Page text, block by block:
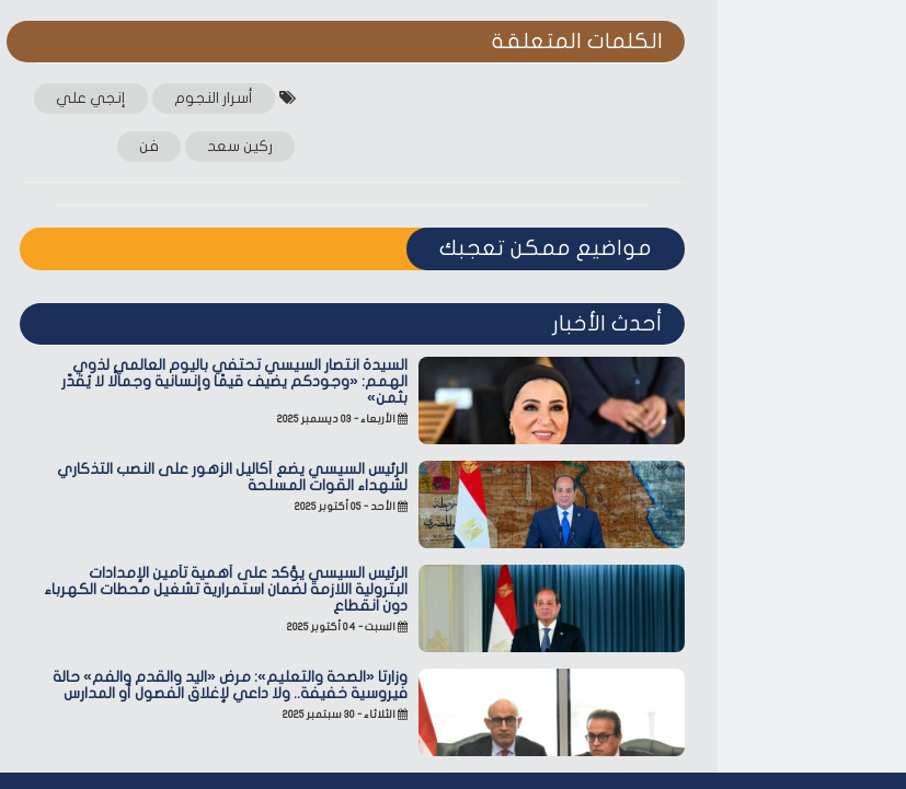
الكلمات المتعلقة‎
أسرار النجوم إنجي علي
ركين سعد فن
مواضيع ممكن تعجبك
أحدث الأخبار
السيدة انتصار السيسي تحتفي باليوم العالمي لذوي
الهمم: «وجودكم يضيف قيمًا وإنسانية وجمالًا لا يُقدّر
بثمن»
الأربعاء - ٠٣ ديسمبر ٢٠٢٥
الرئيس السيسي يضع أكاليل الزهور على النصب التذكاري
لشهداء القوات المسلحة
الأحد - ٠٥ أكتوبر ٢٠٢٥
الرئيس السيسي يؤكد على أهمية تأمين الإمدادات
البترولية اللازمة لضمان استمرارية تشغيل محطات الكهرباء
دون انقطاع
السبت - ٠٤ أكتوبر ٢٠٢٥
وزارتا «الصحة والتعليم»: مرض «اليد والقدم والفم» حالة
فيروسية خفيفة.. ولا داعي لإغلاق الفصول أو المدارس
الثلاثاء - ٣٠ سبتمبر ٢٠٢٥